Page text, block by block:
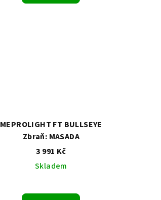
MEPROLIGHT FT BULLSEYE
Zbraň: MASADA
3 991 Kč
Skladem